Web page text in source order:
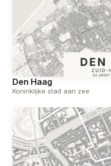
Den Haag
Koninklijke stad aan zee